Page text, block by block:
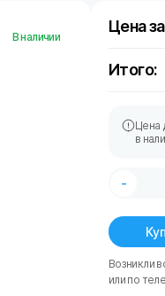
В наличии
Цена
Итого:
Цена
в
-
Возникли
или по